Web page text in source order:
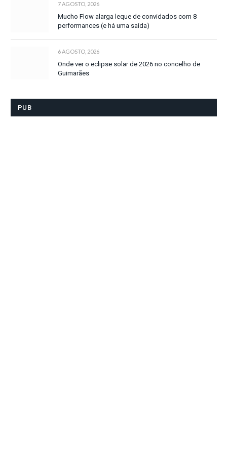
7 AGOSTO, 2026
Mucho Flow alarga leque de convidados com 8
performances (e há uma saída)
6 AGOSTO, 2026
Onde ver o eclipse solar de 2026 no concelho de
Guimarães
PUB